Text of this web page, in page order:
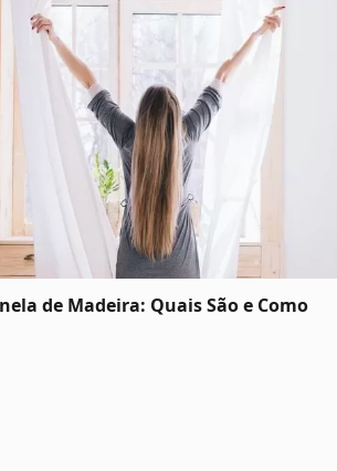
de Madeira: Quais São e Como